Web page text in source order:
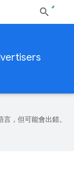
，但可能會出錯。